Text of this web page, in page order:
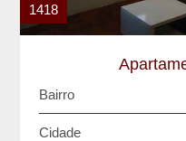
1418
Bairro
Cidade